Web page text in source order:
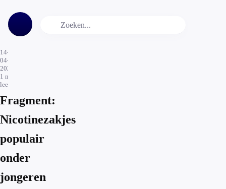
14-
04-
2025
1 min.
leestijd
Fragment:
Nicotinezakjes
populair
onder
jongeren